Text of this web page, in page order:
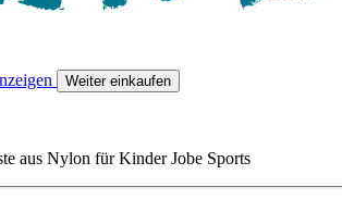
Weiter einkaufen
aus Nylon für Kinder Jobe Sports